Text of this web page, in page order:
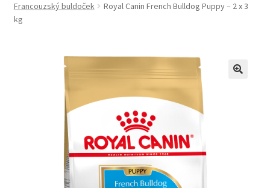
Košík
Vše pro kočky
Francouzský buldoček
Royal Canin French Bulldog Puppy – 2 x 3
kg